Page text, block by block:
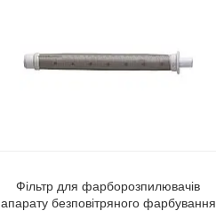
Фільтр для фарборозпилювачів
апарату безповітряного фарбування